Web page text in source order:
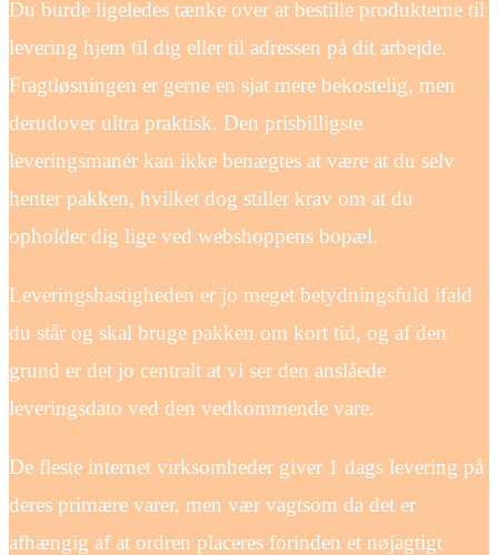
Du burde ligeledes tænke over at bestille produkterne til
levering hjem til dig eller til adressen på dit arbejde.
Fragtløsningen er gerne en sjat mere bekostelig, men
derudover ultra praktisk. Den prisbilligste
leveringsmanér kan ikke benægtes at være at du selv
henter pakken, hvilket dog stiller krav om at du
opholder dig lige ved webshoppens bopæl.
Leveringshastigheden er jo meget betydningsfuld ifald
du står og skal bruge pakken om kort tid, og af den
grund er det jo centralt at vi ser den anslåede
leveringsdato ved den vedkommende vare.
De fleste internet virksomheder giver 1 dags levering på
deres primære varer, men vær vagtsom da det er
afhængig af at ordren placeres forinden et nøjagtigt